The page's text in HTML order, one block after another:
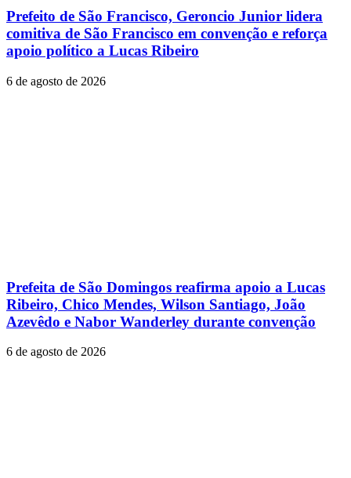
Prefeito de São Francisco, Geroncio Junior lidera
comitiva de São Francisco em convenção e reforça
apoio político a Lucas Ribeiro
6 de agosto de 2026
Prefeita de São Domingos reafirma apoio a Lucas
Ribeiro, Chico Mendes, Wilson Santiago, João
Azevêdo e Nabor Wanderley durante convenção
6 de agosto de 2026